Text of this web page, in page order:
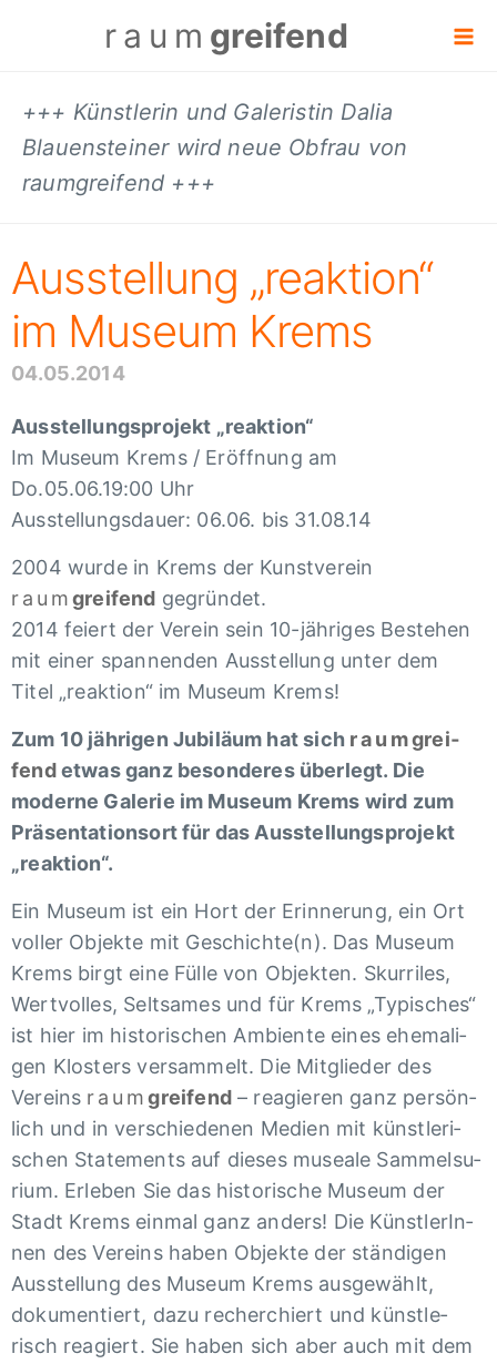
raum greifend
+++ Künstlerin und Galeristin Dalia
Blauensteiner wird neue Obfrau von
raumgreifend +++
Auss­tel­lung „reak­tion“
im Museum Krems
04.05.2014
Auss­tel­lungs­pro­jekt „reak­tion“
Im Museum Krems / Eröff­nung am
Do.05.06.19:00 Uhr
Auss­tel­lungs­dauer: 06.06. bis 31.08.14
2004 wurde in Krems der Kunst­ver­ein
raumgrei­fend gegrün­det.
2014 feiert der Verein sein 10-jähri­ges Beste­hen
mit einer span­nen­den Auss­tel­lung unter dem
Titel „reak­tion“ im Museum Krems!
Zum 10 jähri­gen Jubi­läum hat sich raumgrei­
fendetwas ganz beson­de­res über­legt. Die
moderne Gale­rie im Museum Krems wird zum
Präsen­ta­ti­ons­ort für das Auss­tel­lungs­pro­jekt
„reak­tion“.
Ein Museum ist ein Hort der Erin­ne­rung, ein Ort
voller Objekte mit Geschichte(n). Das Museum
Krems birgt eine Fülle von Objek­ten. Skur­ri­les,
Wert­vol­les, Selt­sa­mes und für Krems „Typi­sches“
ist hier im histo­ri­schen Ambiente eines ehema­li­
gen Klos­ters versam­melt. Die Mitglie­der des
Vereins raumgrei­fend– reagie­ren ganz persön­
lich und in verschie­de­nen Medien mit künst­le­ri­
schen State­ments auf dieses museale Sammel­su­
rium. Erle­ben Sie das histo­ri­sche Museum der
Stadt Krems einmal ganz anders! Die Künst­lerIn­
nen des Vereins haben Objekte der stän­di­gen
Auss­tel­lung des Museum Krems ausge­wählt,
doku­men­tiert, dazu recher­chiert und künst­le­
risch reagiert. Sie haben sich aber auch mit dem